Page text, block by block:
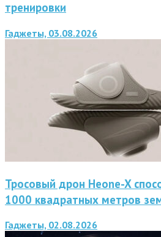
тренировки
Гаджеты, 03.08.2026
Тросовый дрон Heone-X
1000 квадратных метров
Гаджеты, 02.08.2026